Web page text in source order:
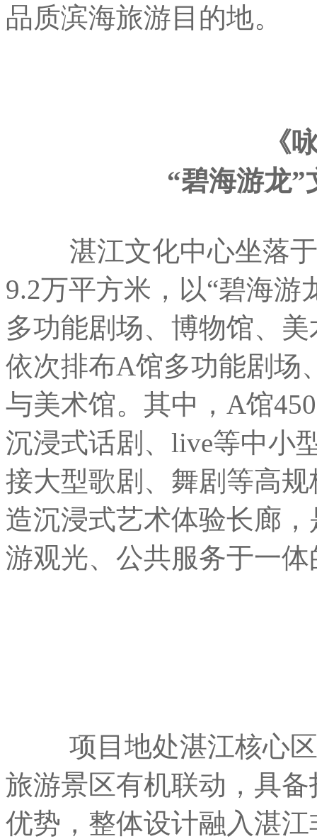
品质滨海旅游目的地。
《
“碧海游龙”
湛江文化中心坐落于
9.2万平方米，以“碧海游
多功能剧场、博物馆、
依次排布A馆多功能剧场
与美术馆。其中，A馆
沉浸式话剧、live等中小
接大型歌剧、舞剧等高
造沉浸式艺术体验长廊，
游观光、公共服务于一体
项目地处湛江核心区
旅游景区有机联动，具
优势，整体设计融入湛